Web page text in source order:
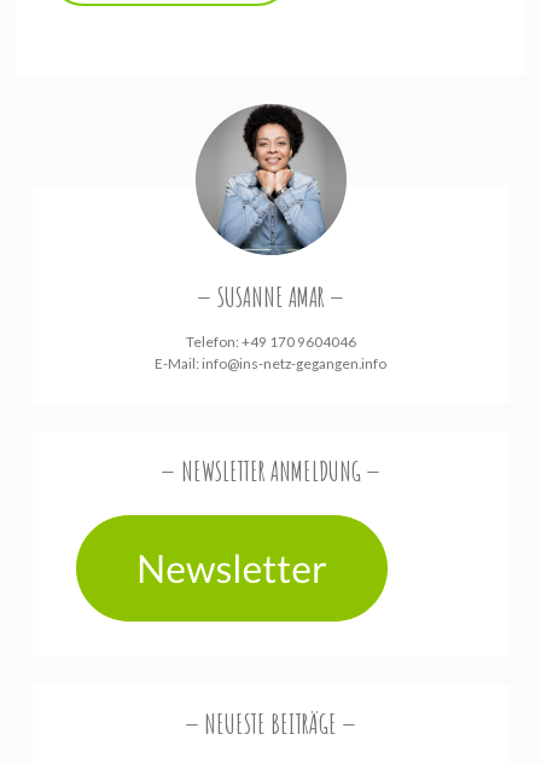
SUSANNE AMAR
Telefon: +49 170 9604046
E-Mail: info@ins-netz-gegangen.info
NEWSLETTER ANMELDUNG
NEUESTE BEITRÄGE